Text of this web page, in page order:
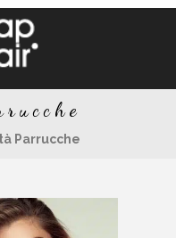
Parrucche